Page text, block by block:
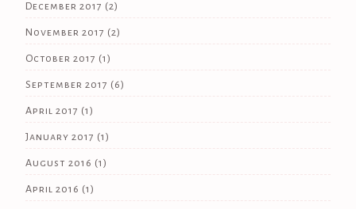
December 2017 (2)
November 2017 (2)
October 2017 (1)
September 2017 (6)
April 2017 (1)
January 2017 (1)
August 2016 (1)
April 2016 (1)